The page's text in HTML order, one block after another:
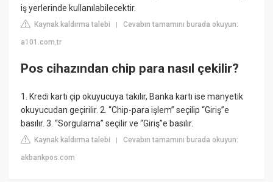
iş yerlerinde kullanılabilecektir.
Kaynak kaldırma talebi |Cevabın tamamını burada okuyun:
a101.com.tr
Pos cihazından chip para nasıl çekilir?
1. Kredi kartı çip okuyucuya takılır, Banka kartı ise manyetik
okuyucudan geçirilir. 2. “Chip-para işlem” seçilip “Giriş”e
basılır. 3. “Sorgulama” seçilir ve “Giriş”e basılır.
Kaynak kaldırma talebi |Cevabın tamamını burada okuyun:
akbankpos.com